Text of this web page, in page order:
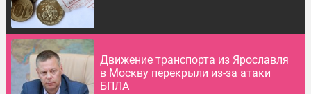
Движение транспорта из Ярославля
в Москву перекрыли из-за атаки
БПЛА